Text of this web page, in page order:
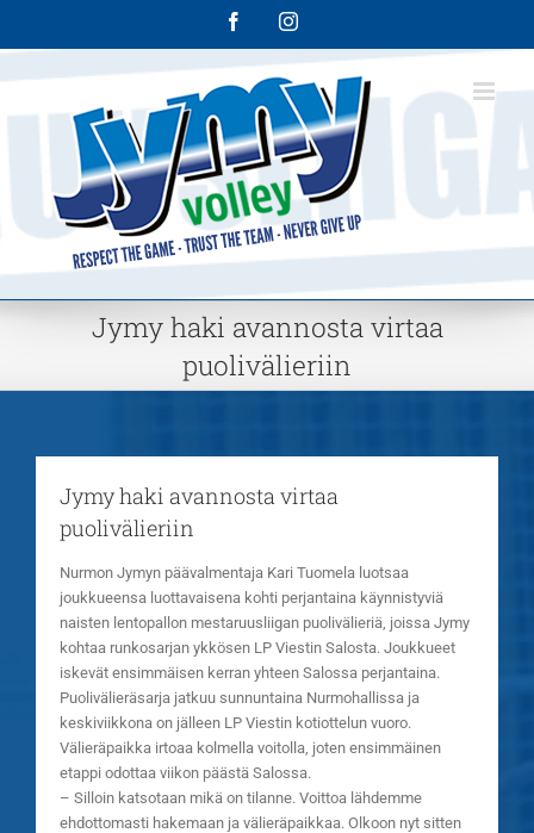
FacebookInstagram
Jymy haki avannosta virtaa
puolivälieriin
Jymy haki avannosta virtaa
puolivälieriin
Nurmon Jymyn päävalmentaja Kari Tuomela luotsaa
joukkueensa luottavaisena kohti perjantaina käynnistyviä
naisten lentopallon mestaruusliigan puolivälieriä , joissa Jymy
kohtaa runkosarjan ykkösen LP Viestin Salosta. Joukkueet
iskevät ensimmäisen kerran yhteen Salossa perjantaina.
Puolivälieräsarja jatkuu sunnuntaina Nurmohallissa ja
keskiviikkona on jälleen LP Viestin kotiottelun vuoro.
Välieräpaikka irtoaa kolmella voitolla, joten ensimmäinen
etappi odottaa viikon päästä Salossa.
– Silloin katsotaan mikä on tilanne. Voittoa lähdemme
ehdottomasti hakemaan ja välieräpaikkaa. Olkoon nyt sitten